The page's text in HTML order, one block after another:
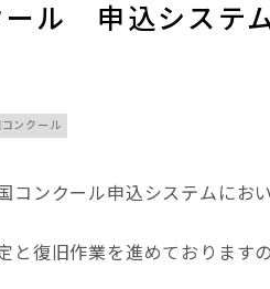
ル　申込システ
ンクール
コンクール申込システムにお
と復旧作業を進めております